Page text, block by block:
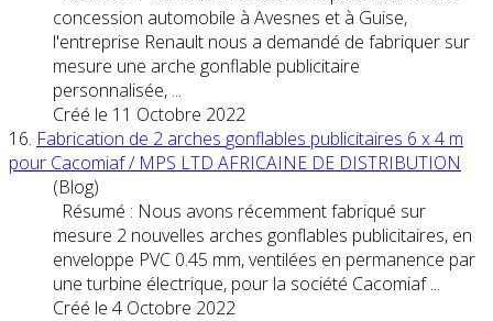
concession automobile à Avesnes et à Guise,
l'entreprise Renault nous a demandé de fabriquer sur
mesure une arche gonflable publicitaire
personnalisée, ...
Créé le 11 Octobre 2022
16. Fabrication de 2 arches gonflables publicitaires 6 x 4 m
pour Cacomiaf / MPS LTD AFRICAINE DE DISTRIBUTION
(Blog)
Résumé : Nous avons récemment fabriqué sur
mesure 2 nouvelles arches gonflables publicitaires, en
enveloppe PVC 0.45 mm, ventilées en permanence par
une turbine électrique, pour la société Cacomiaf ...
Créé le 4 Octobre 2022